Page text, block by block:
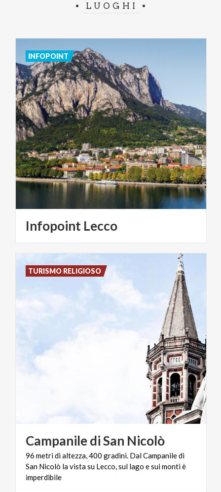
LUOGHI
Infopoint Lecco
INFOPOINT
CampanilediSan Nicolò
96 metri di altezza, 400 gradini. Dal Campanile di
San Nicolò la vista su Lecco, sul lago e sui monti è
imperdibile
TURISMO RELIGIOSO